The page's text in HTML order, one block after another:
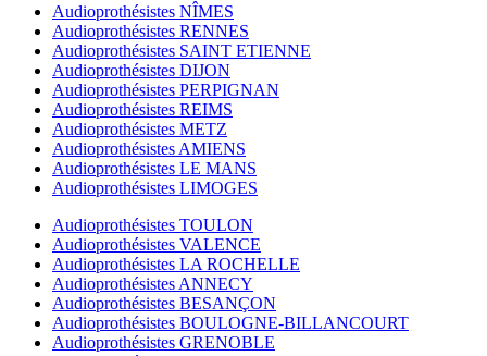
Audioprothésistes NÎMES
Audioprothésistes RENNES
Audioprothésistes SAINT ETIENNE
Audioprothésistes DIJON
Audioprothésistes PERPIGNAN
Audioprothésistes REIMS
Audioprothésistes METZ
Audioprothésistes AMIENS
Audioprothésistes LE MANS
Audioprothésistes LIMOGES
Audioprothésistes TOULON
Audioprothésistes VALENCE
Audioprothésistes LA ROCHELLE
Audioprothésistes ANNECY
Audioprothésistes BESANÇON
Audioprothésistes BOULOGNE-BILLANCOURT
Audioprothésistes GRENOBLE